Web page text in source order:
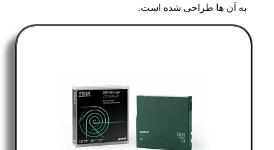
به آن ها طراحی شده است.